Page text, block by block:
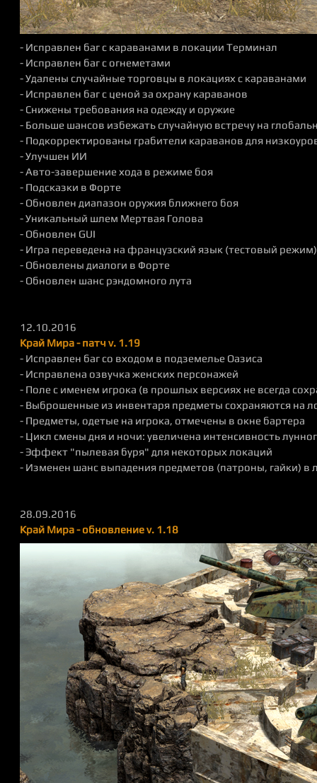
- Исправлен баг с караванами в локации Терминал
- Исправлен баг с огнеметами
- Удалены случайные торговцы в локациях с караванами
- Исправлен баг с ценой за охрану караванов
- Снижены требования на одежду и оружие
- Больше шансов избежать случайную встречу на
- Подкорректированы грабители караванов для
- Улучшен ИИ
- Авто-завершение хода в режиме боя
- Подсказки в Форте
- Обновлен диапазон оружия ближнего боя
- Уникальный шлем Мертвая Голова
- Обновлен GUI
- Игра переведена на французский язык (тестовый режим)
- Обновлены диалоги в Форте
- Обновлен шанс рэндомного лута
12.10.2016
Край Мира - патч v. 1.19
- Исправлен баг со входом в подземелье Оазиса
- Исправлена озвучка женских персонажей
- Поле с именем игрока (в прошлых версиях не всегда
- Выброшенные из инвентаря предметы сохраняются на
- Предметы, одетые на игрока, отмечены в окне бартера
- Цикл смены дня и ночи: увеличена интенсивность
- Эффект "пылевая буря" для некоторых локаций
- Изменен шанс выпадения предметов (патроны, гайки) в
28.09.2016
Край Мира - обновление v. 1.18